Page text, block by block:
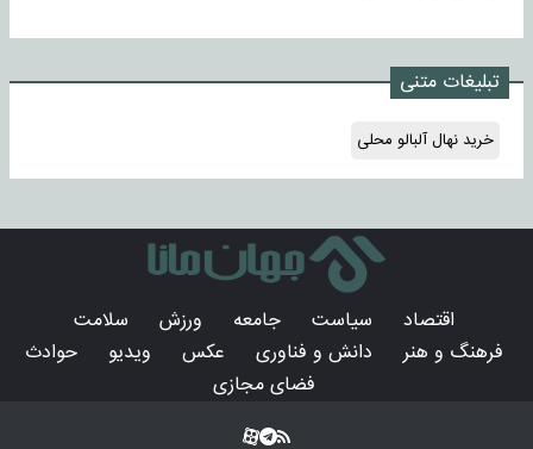
تبلیغات متنی
خرید نهال آلبالو محلی
اقتصاد سیاست جامعه ورزش
سلامت
فرهنگ و هنر
دانش و فناوری عکس ویدیو
حوادث
فضای مجازی